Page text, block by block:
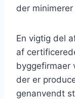
der
En vigtig del
af
byggefirmaer
der er
genanvendt